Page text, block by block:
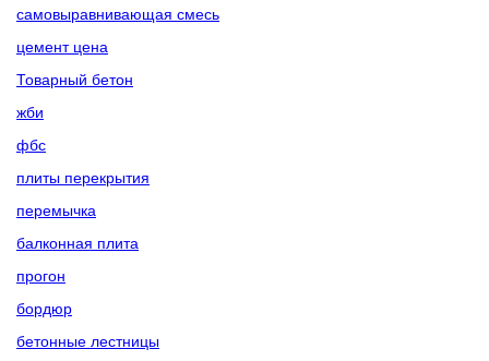
самовыравнивающая смесь
цемент цена
Товарный бетон
жби
фбс
плиты перекрытия
перемычка
балконная плита
прогон
бордюр
бетонные лестницы